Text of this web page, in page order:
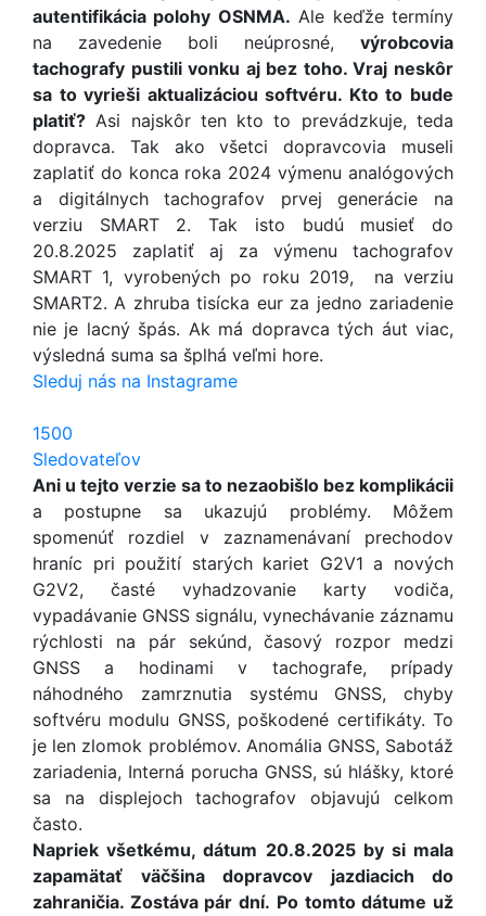
autentifikácia polohy OSNMA. Ale keďže termíny
na zavedenie boli neúprosné, výrobcovia
tachografy pustili vonku aj bez toho. Vraj neskôr
sa to vyrieši aktualizáciou softvéru. Kto to bude
platiť? Asi najskôr ten kto to prevádzkuje, teda
dopravca. Tak ako všetci dopravcovia museli
zaplatiť do konca roka 2024 výmenu analógových
a digitálnych tachografov prvej generácie na
verziu SMART 2. Tak isto budú musieť do
20.8.2025 zaplatiť aj za výmenu tachografov
SMART 1, vyrobených po roku 2019, na verziu
SMART2. A zhruba tisícka eur za jedno zariadenie
nie je lacný špás. Ak má dopravca tých áut viac,
výsledná suma sa šplhá veľmi hore.
Sleduj nás na Instagrame
1500
Sledovateľov
Ani u tejto verzie sa to nezaobišlo bez komplikácii
a postupne sa ukazujú problémy. Môžem
spomenúť rozdiel v zaznamenávaní prechodov
hraníc pri použití starých kariet G2V1 a nových
G2V2, časté vyhadzovanie karty vodiča,
vypadávanie GNSS signálu, vynechávanie záznamu
rýchlosti na pár sekúnd, časový rozpor medzi
GNSS a hodinami v tachografe, prípady
náhodného zamrznutia systému GNSS, chyby
softvéru modulu GNSS, poškodené certifikáty. To
je len zlomok problémov. Anomália GNSS, Sabotáž
zariadenia, Interná porucha GNSS, sú hlášky, ktoré
sa na displejoch tachografov objavujú celkom
často.
Napriek všetkému, dátum 20.8.2025 by si mala
zapamätať väčšina dopravcov jazdiacich do
zahraničia. Zostáva pár dní. Po tomto dátume už